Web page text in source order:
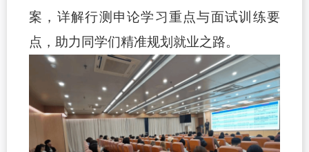
案，详解行测申论学习重点与面试训练要
点，助力同学们精准规划就业之路。